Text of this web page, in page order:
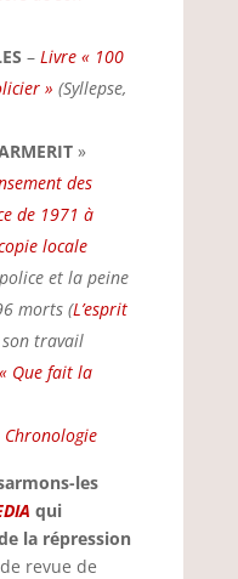
– Livre « 100
» (Syllepse,
»
des
de 1971 à
locale
et la peine
morts (L’esprit
travail
Que fait la
Chronologie
les
qui
la répression
revue de